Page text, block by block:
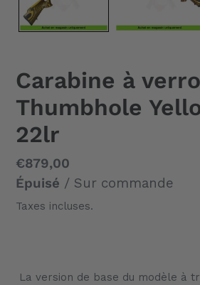
Carabine à
Thumbhole
22lr
Prix
normal
€879,00
Épuisé / Sur commande
Taxes incluses.
La version de base du modèle à